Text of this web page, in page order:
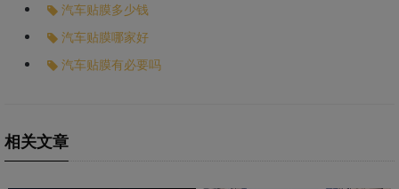
汽车贴膜多少钱
汽车贴膜哪家好
汽车贴膜有必要吗
相关文章